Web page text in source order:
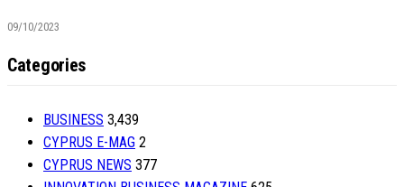
09/10/2023
Categories
BUSINESS 3,439
CYPRUS E-MAG 2
CYPRUS NEWS 377